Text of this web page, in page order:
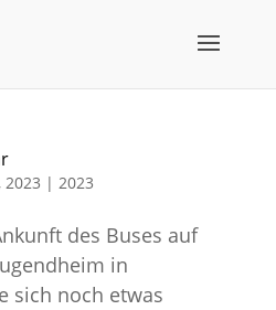
2023 | 2023
des Buses auf
in
sich noch etwas